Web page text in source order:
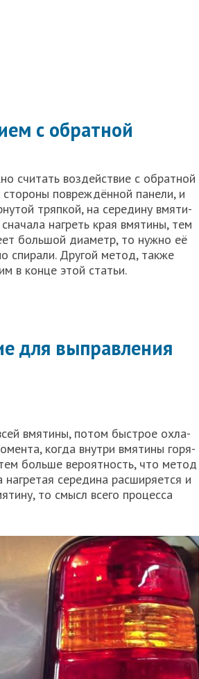
с обратной
счи­тать воз­дей­ствие с обрат­ной
повре­ждён­ной пане­ли, и
тряп­кой, на сере­ди­ну вмя­ти­
нагреть края вмя­ти­ны, тем
боль­шой диа­метр, то нуж­но её
спи­ра­ли. Дру­гой метод, так­же
в кон­це этой ста­тьи.
для выправления
вмя­ти­ны, потом быст­рое охла­
когда внут­ри вмя­ти­ны горя­
боль­ше веро­ят­ность, что метод
сере­ди­на рас­ши­ря­ет­ся и
то смысл все­го про­цес­са